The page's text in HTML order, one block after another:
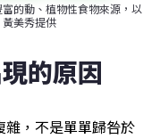
的動、植物性食物來源，以
美秀提供
的原因
，不是單單歸咎於